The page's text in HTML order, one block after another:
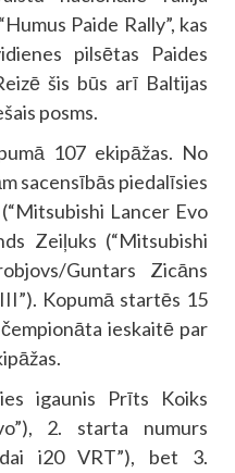
Paide Rally”, kas
pilsētas Paides
šis būs arī Baltijas
posms.
107 ekipāžas. No
sacensībās piedalīsies
Lancer Evo
Zeiļuks (“Mitsubishi
Guntars Zicāns
Kopumā startēs 15
ieskaitē par
igaunis Prīts Koiks
2. starta numurs
i20 VRT”), bet 3.